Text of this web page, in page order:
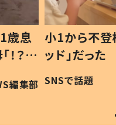
歳息
？」
編集部
小1から不登
ッド」だっ
作り続ける
#令和の子
SNSで話題